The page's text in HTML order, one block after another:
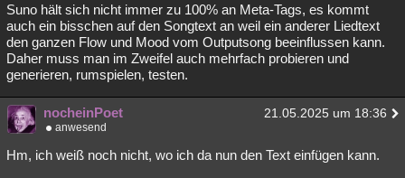
Suno hält sich nicht immer zu 100% an Meta-Tags, es kommt
auch ein bisschen auf den Songtext an weil ein anderer Liedtext
den ganzen Flow und Mood vom Outputsong beeinflussen kann.
Daher muss man im Zweifel auch mehrfach probieren und
generieren, rumspielen, testen.
nocheinPoet 21.05.2025 um 18:36
anwesend
Hm, ich weiß noch nicht, wo ich da nun den Text einfügen kann.